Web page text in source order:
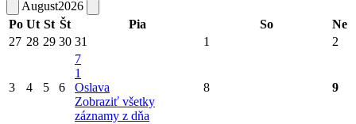
August2026
Po Ut St Št Pia So
Ne
27 28 29 30 31 1 2
3 4 5 6
7
1
Oslava
Zobraziť všetky
záznamy z dňa
8 9